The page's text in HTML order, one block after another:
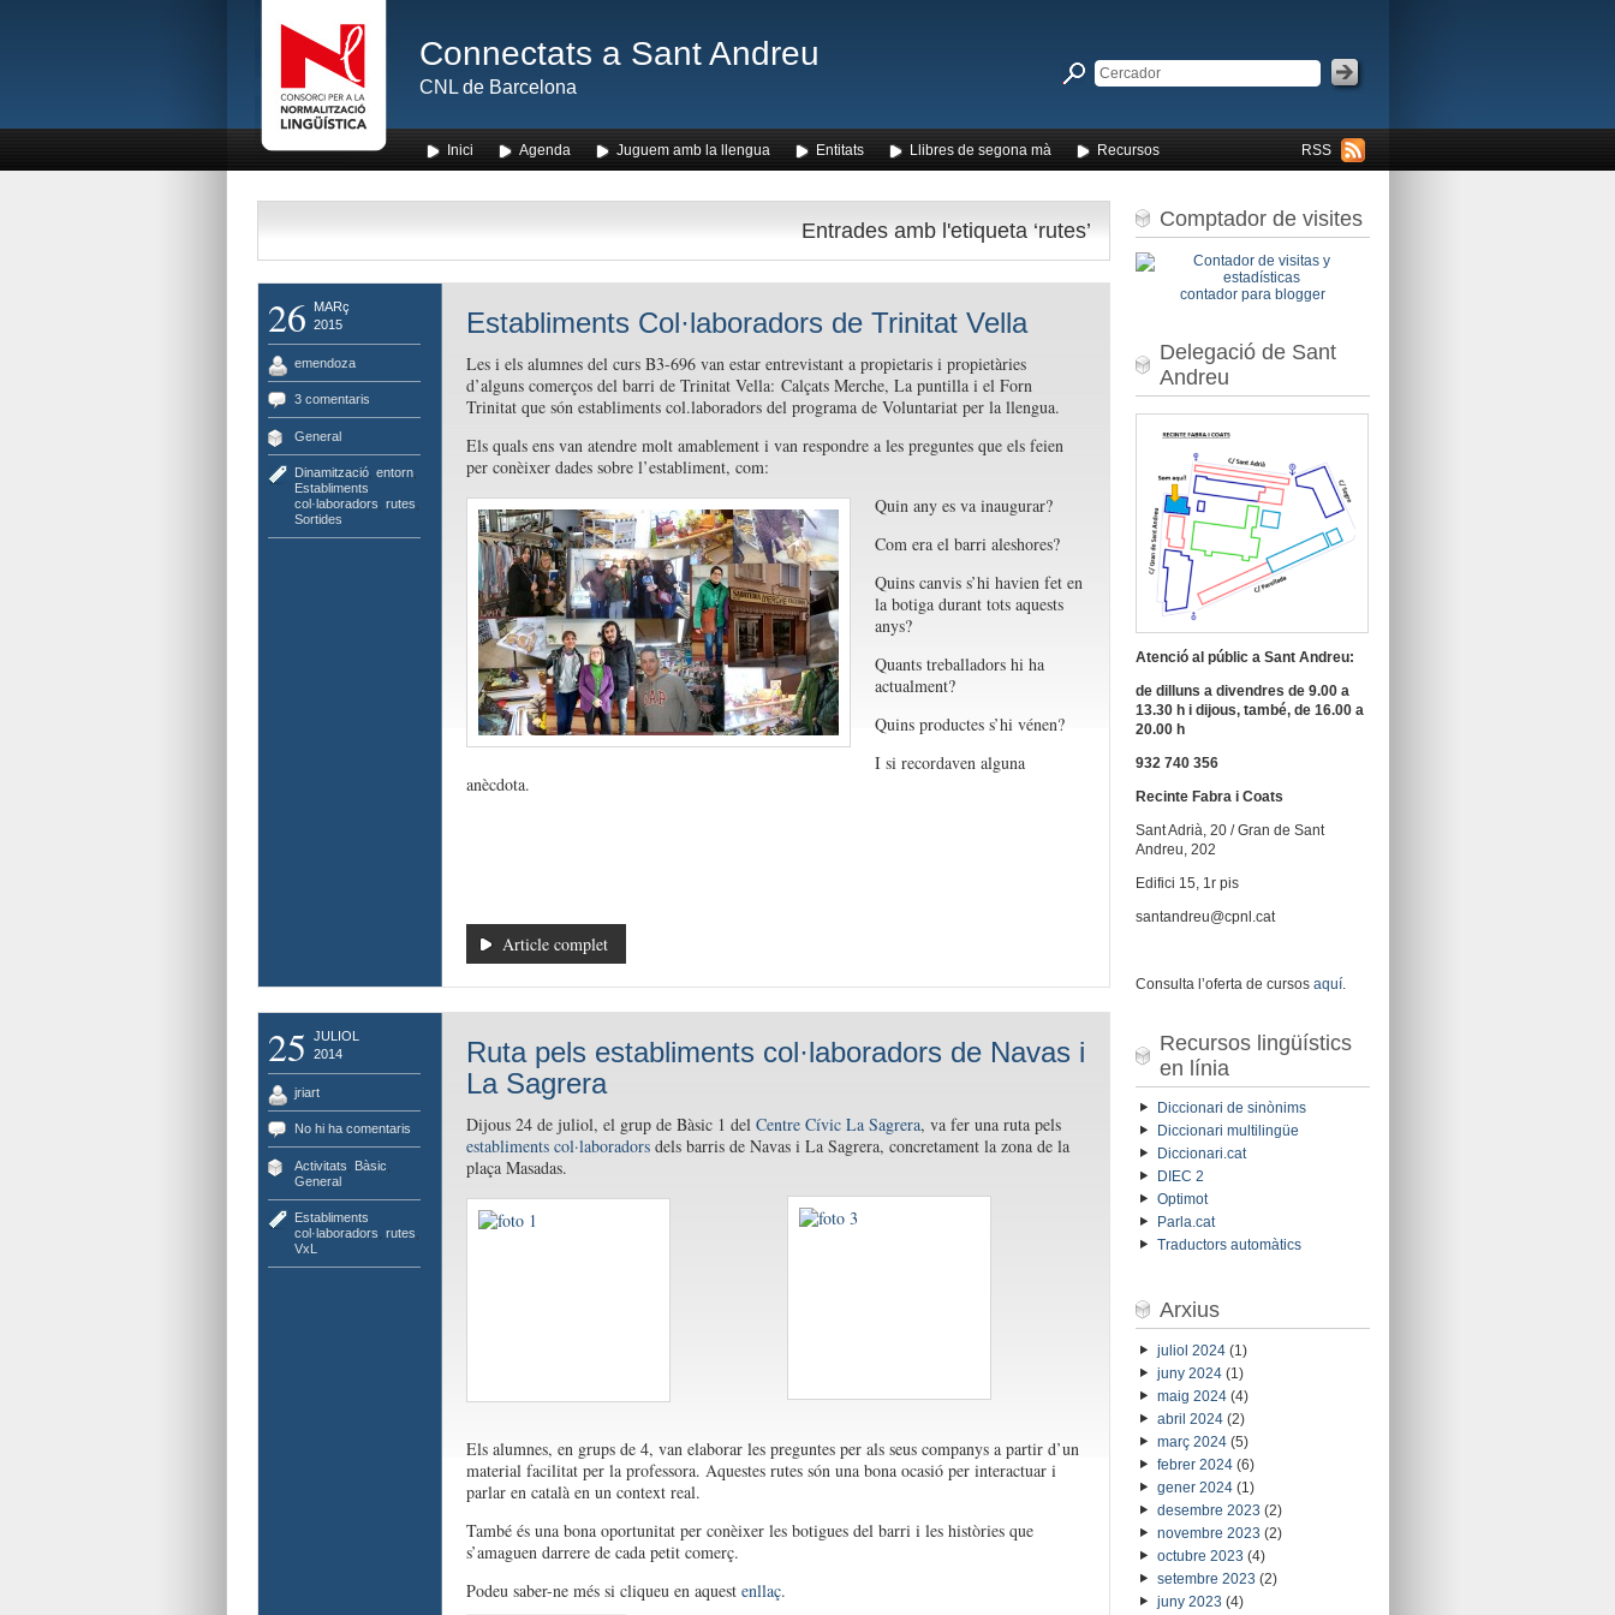
Connectats a Sant Andreu
CNL de Barcelona
RSS
Inici Agenda Juguem amb la llengua Entitats Llibres de segona mà Recursos
Entrades amb l'etiqueta ‘rutes’
26
MARç
2015
emendoza
3 comentaris
General
Dinamització, entorn,
Establiments
col·laboradors rutes
Sortides
Establiments Col·laboradors de Trinitat Vella
Les i els alumnes del curs B3-696 van estar entrevistant a propietaris i propietàries
d’alguns comerços del barri de Trinitat Vella: Calçats Merche, La puntilla i el Forn
Trinitat que són establiments col.laboradors del programa de Voluntariat per la llengua.
Els quals ens van atendre molt amablement i van respondre a les preguntes que els feien
per conèixer dades sobre l’establiment, com:
Quin any es va inaugurar?
Com era el barri aleshores?
Quins canvis s’hi havien fet en
la botiga durant tots aquests
anys?
Quants treballadors hi ha
actualment?
Quins productes s’hi vénen?
I si recordaven alguna
anècdota.
Article complet
25
JULIOL
2014
jriart
No hi ha comentaris
Activitats Bàsic
General
Establiments
col·laboradors rutes
VxL
Ruta pels establiments col·laboradors de Navas i
La Sagrera
Dijous 24 de juliol, el grup de Bàsic 1 del Centre Cívic La Sagrera, va fer una ruta pels
establiments col·laboradorsdels barris de Navas i La Sagrera, concretament la zona de la
plaça Masadas.
Els alumnes, en grups de 4, van elaborar les preguntes per als seus companys a partir d’un
material facilitat per la professora. Aquestes rutes són una bona ocasió per interactuar i
parlar en català en un context real.
També és una bona oportunitat per conèixer les botigues del barri i les històries que
s’amaguen darrere de cada petit comerç.
Podeu saber-ne més si cliqueu en aquest enllaç.
Comptador de visites
contador para blogger
Delegació de Sant
Andreu
Atenció al públic a Sant Andreu:
de dilluns a divendres de 9.00 a
13.30 h i dijous, també, de 16.00 a
20.00 h
932 740 356
Recinte Fabra i Coats
Sant Adrià, 20 / Gran de Sant
Andreu, 202
Edifici 15, 1r pis
santandreu@cpnl.cat
Consulta l’oferta de cursos aquí.
Recursos lingüístics
en línia
Diccionari de sinònims
Diccionari multilingüe
Diccionari.cat
DIEC 2
Optimot
Parla.cat
Traductors automàtics
Arxius
juliol 2024(1)
juny 2024(1)
maig 2024(4)
abril 2024(2)
març 2024(5)
febrer 2024(6)
gener 2024(1)
desembre 2023 (2)
novembre 2023 (2)
octubre 2023 (4)
setembre 2023 (2)
juny 2023 (4)